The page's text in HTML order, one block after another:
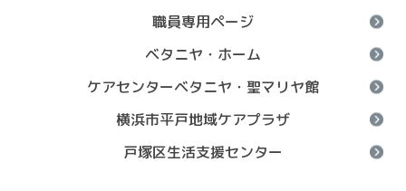
職員専用ページ
ベタニヤ・ホーム
ケアセンターベタニヤ・聖マリヤ館
横浜市平戸地域ケアプラザ
戸塚区生活支援センター